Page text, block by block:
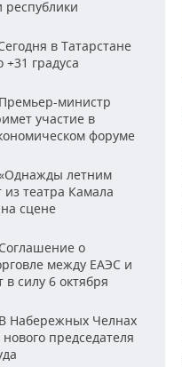
республики
в Татарстане
градуса
Премьер-министр
участие в
форуме
летним
из театра Камала
сцене
о
между ЕАЭС и
в силу 6 октября
В Набережных Челнах
председателя